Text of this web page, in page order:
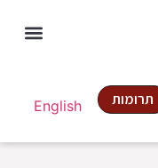
English תרומות